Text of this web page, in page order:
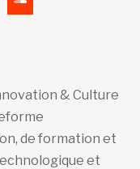
& Culture
de formation et
et